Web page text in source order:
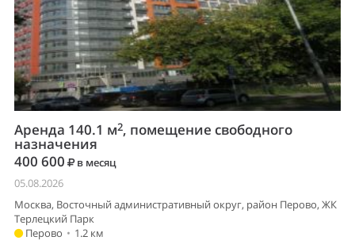
Аренда 140.1 м2, помещение свободного
назначения
400 600
в месяц
05.08.2026
Москва, Восточный административный округ, район Перово, ЖК
Терлецкий Парк
Перово • 1.2 км